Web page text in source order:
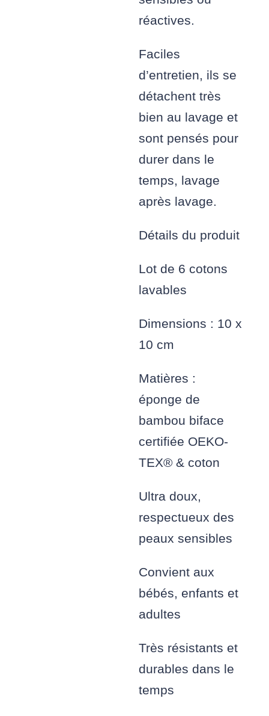
réactives.
Faciles
d’entretien, ils se
détachent très
bien au lavage et
sont pensés pour
durer dans le
temps, lavage
après lavage.
Détails du produit
Lot de 6 cotons
lavables
Dimensions : 10 x
10 cm
Matières :
éponge de
bambou biface
certifiée OEKO-
TEX® & coton
Ultra doux,
respectueux des
peaux sensibles
Convient aux
bébés, enfants et
adultes
Très résistants et
durables dans le
temps